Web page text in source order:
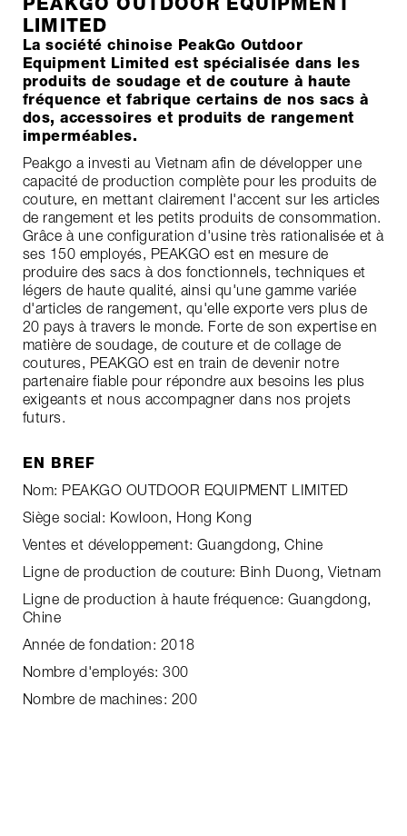
LIMITED
La société chinoise PeakGo Outdoor
Equipment Limited est spécialisée dans les
produits de soudage et de couture à haute
fréquence et fabrique certains de nos sacs à
dos, accessoires et produits de rangement
imperméables.
Peakgo a investi au Vietnam afin de développer une
capacité de production complète pour les produits de
couture, en mettant clairement l'accent sur les articles
de rangement et les petits produits de consommation.
Grâce à une configuration d'usine très rationalisée et à
ses 150 employés, PEAKGO est en mesure de
produire des sacs à dos fonctionnels, techniques et
légers de haute qualité, ainsi qu'une gamme variée
d'articles de rangement, qu'elle exporte vers plus de
20 pays à travers le monde. Forte de son expertise en
matière de soudage, de couture et de collage de
coutures, PEAKGO est en train de devenir notre
partenaire fiable pour répondre aux besoins les plus
exigeants et nous accompagner dans nos projets
futurs.
EN BREF
Nom: PEAKGO OUTDOOR EQUIPMENT LIMITED
Siège social: Kowloon, Hong Kong
Ventes et développement: Guangdong, Chine
Ligne de production de couture: Binh Duong, Vietnam
Ligne de production à haute fréquence: Guangdong,
Chine
Année de fondation: 2018
Nombre d'employés: 300
Nombre de machines: 200